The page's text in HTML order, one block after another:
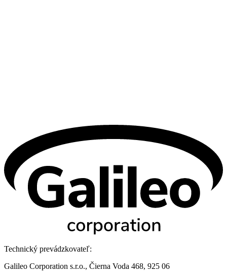
Technický prevádzkovateľ:
Galileo Corporation s.r.o., Čierna Voda 468, 925 06